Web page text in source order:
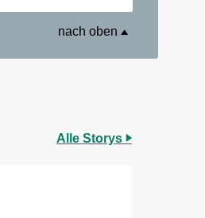
nach oben
Alle Storys